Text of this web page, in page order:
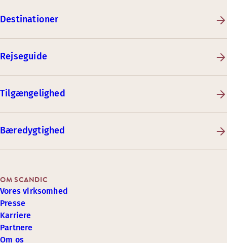
Destinationer
Rejseguide
Tilgængelighed
Bæredygtighed
OM SCANDIC
Vores virksomhed
Presse
Karriere
Partnere
Om os